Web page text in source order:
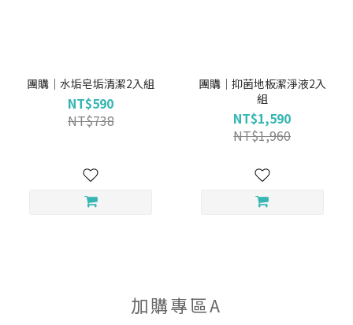
團購｜水垢皂垢清潔2入組
NT$590
NT$738
團購｜抑菌地板潔淨液2入
組
NT$1,590
NT$1,960
加購專區A